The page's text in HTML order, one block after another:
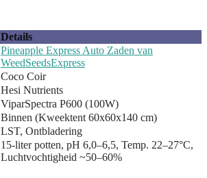
Details
Pineapple Express Auto Zaden van
WeedSeedsExpress
Coco Coir
Hesi Nutrients
ViparSpectra P600 (100W)
Binnen (Kweektent 60x60x140 cm)
LST, Ontbladering
15-liter potten, pH 6,0–6,5, Temp. 22–27°C,
Luchtvochtigheid ~50–60%